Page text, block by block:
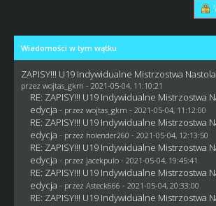
Wiadomości w tym wątku
ZAPISY!!! U19 Indywidualne Mistrzostwa
przez wojtas_gkm - 2021-05-04, 11:10:21
RE: ZAPISY!!! U19 Indywidualne Mistrzostwa
edycja - przez wojtas_gkm - 2021-05-04, 11:12:00
RE: ZAPISY!!! U19 Indywidualne Mistrzostwa
edycja - przez holender260 - 2021-05-04, 12:13:50
RE: ZAPISY!!! U19 Indywidualne Mistrzostwa
edycja - przez jacekpulo- 2021-05-04, 19:45:41
RE: ZAPISY!!! U19 Indywidualne Mistrzostwa
edycja - przez Asteck666 - 2021-05-04, 20:33:00
RE: ZAPISY!!! U19 Indywidualne Mistrzostwa